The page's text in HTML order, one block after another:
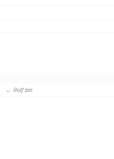
← RolfJan